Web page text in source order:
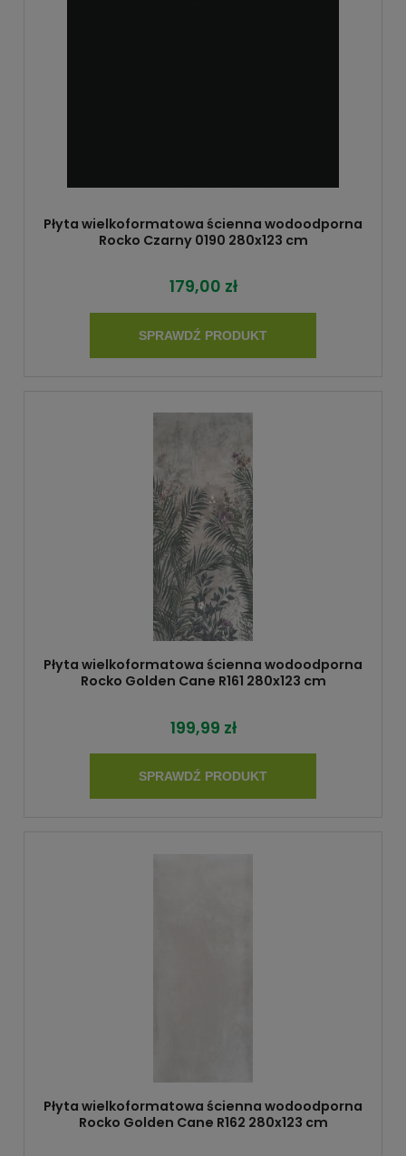
Płyta wielkoformatowa ścienna wodoodporna
Rocko Czarny 0190 280x123 cm
179,00 zł
SPRAWDŹ PRODUKT
Płyta wielkoformatowa ścienna wodoodporna
Rocko Golden Cane R161 280x123 cm
199,99 zł
SPRAWDŹ PRODUKT
Płyta wielkoformatowa ścienna wodoodporna
Rocko Golden Cane R162 280x123 cm